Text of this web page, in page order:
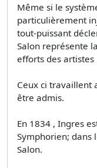
Même si le
particulièrement
tout-puissant
Salon représente
efforts des artistes
Ceux­ ci travaillent
être admis.
En 1834 , Ingres
Symphorien; dans
Salon.